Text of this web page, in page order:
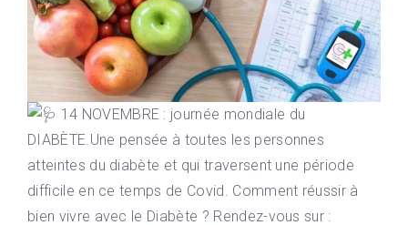
14 NOVEMBRE : journée mondiale du
DIABÈTE.Une pensée à toutes les personnes
atteintes du diabète et qui traversent une période
difficile en ce temps de Covid. Comment réussir à
bien vivre avec le Diabète ? Rendez-vous sur :